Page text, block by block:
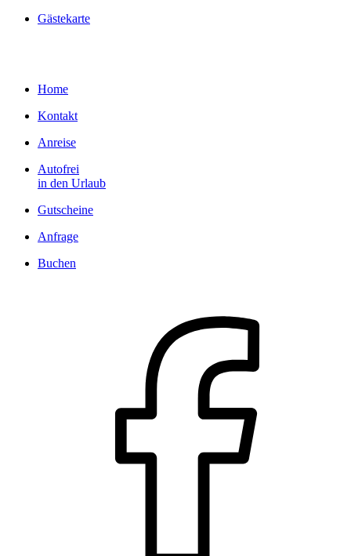
Gästekarte
Home
Kontakt
Anreise
Autofrei
in den Urlaub
Gutscheine
Anfrage
Buchen